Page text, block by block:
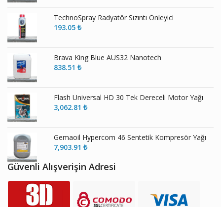
TechnoSpray Radyatör Sızıntı Önleyici
193.05 ₺
Brava King Blue AUS32 Nanotech
838.51 ₺
Flash Universal HD 30 Tek Dereceli Motor Yağı
3,062.81 ₺
Gemaoil Hypercom 46 Sentetik Kompresör Yağı
7,903.91 ₺
Güvenli Alışverişin Adresi